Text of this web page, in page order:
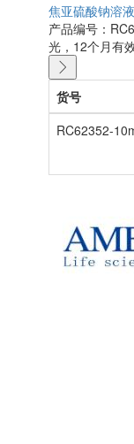
焦亚硫酸钠溶
产品编号：
光，12个月有效
货号
RC62352-